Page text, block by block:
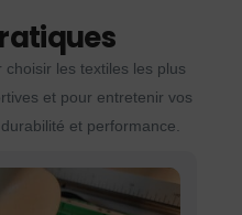
les textiles les plus
et pour entretenir vos
et performance.